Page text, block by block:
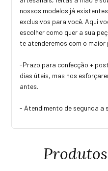
nossos modelos já
exclusivos para você. Aqui
escolher como quer a sua
te atenderemos com o maior
-Prazo para confecção +
dias úteis, mas nos
antes.
- Atendimento de segunda a